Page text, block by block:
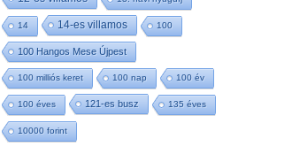
14 14-es villamos 100
100 Hangos Mese Újpest
100 milliós keret 100 nap 100 év
100 éves 121-es busz 135 éves
10000 forint